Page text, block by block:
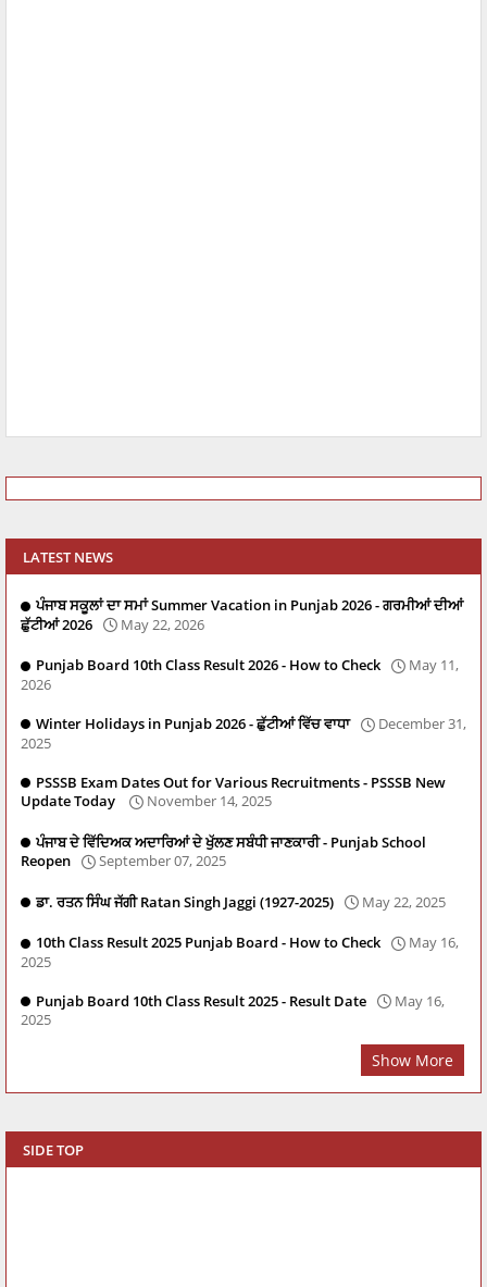
LATEST NEWS
ਪੰਜਾਬ ਸਕੂਲਾਂ ਦਾ ਸਮਾਂ Summer Vacation in Punjab 2026 - ਗਰਮੀਆਂ ਦੀਆਂ
ਛੁੱਟੀਆਂ 2026
May 22, 2026
Punjab Board 10th Class Result 2026 - How to Check
May 11,
2026
Winter Holidays in Punjab 2026 - ਛੁੱਟੀਆਂ ਵਿੱਚ ਵਾਧਾ
December 31,
2025
PSSSB Exam Dates Out for Various Recruitments - PSSSB New
Update Today
November 14, 2025
ਪੰਜਾਬ ਦੇ ਵਿੱਦਿਅਕ ਅਦਾਰਿਆਂ ਦੇ ਖੁੱਲਣ ਸਬੰਧੀ ਜਾਣਕਾਰੀ - Punjab School
Reopen
September 07, 2025
ਡਾ. ਰਤਨ ਸਿੰਘ ਜੱਗੀ Ratan Singh Jaggi (1927-2025) May 22, 2025
10th Class Result 2025 Punjab Board - How to Check
May 16,
2025
Punjab Board 10th Class Result 2025 - Result Date
May 16,
2025
Show More
SIDE TOP